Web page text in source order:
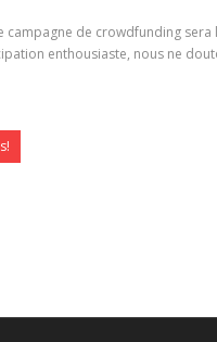
campagne de crowdfunding
enthousiaste, nous ne